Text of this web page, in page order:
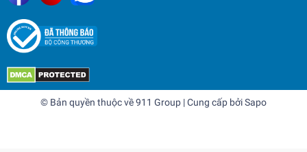
© Bản quyền thuộc về911 Group | Cung cấp bởiSapo